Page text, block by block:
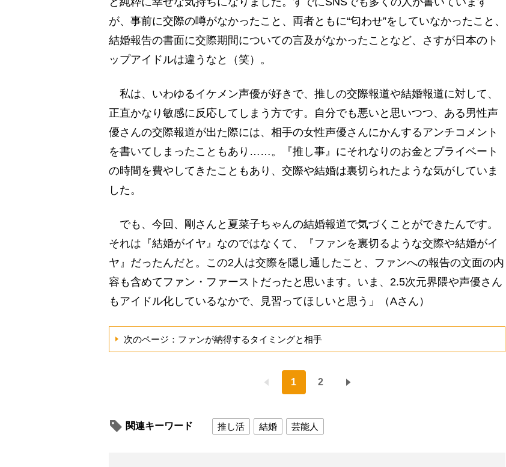
が、事前に交際の噂がなかったこと、両者ともに“匂わせ”をしていなかったこと、
結婚報告の書面に交際期間についての言及がなかったことなど、さすが日本のト
ップアイドルは違うなと（笑）。
私は、いわゆるイケメン声優が好きで、推しの交際報道や結婚報道に対して、
正直かなり敏感に反応してしまう方です。自分でも悪いと思いつつ、ある男性声
優さんの交際報道が出た際には、相手の女性声優さんにかんするアンチコメント
を書いてしまったこともあり……。『推し事』にそれなりのお金とプライベート
の時間を費やしてきたこともあり、交際や結婚は裏切られたような気がしていま
した。
でも、今回、剛さんと夏菜子ちゃんの結婚報道で気づくことができたんです。
それは『結婚がイヤ』なのではなくて、『ファンを裏切るような交際や結婚がイ
ヤ』だったんだと。この2人は交際を隠し通したこと、ファンへの報告の文面の内
容も含めてファン・ファーストだったと思います。いま、2.5次元界隈や声優さん
もアイドル化しているなかで、見習ってほしいと思う」（Aさん）
次のページ：ファンが納得するタイミングと相手
1 2
関連キーワード 推し活 結婚 芸能人